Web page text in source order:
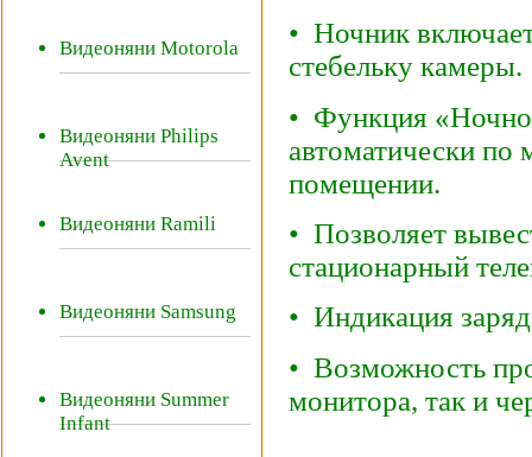
Видеоняни Motorola
Видеоняни Philips
Avent
Видеоняни Ramili
Видеоняни Samsung
Видеоняни Summer
Infant
• Ночник
стебельку камеры.
• Функция
автоматически
помещении.
• Позволяет
стационарный
• Индикация
• Возможность
монитора, так и